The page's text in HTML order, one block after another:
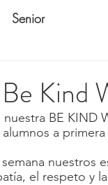
Senior
Kind
nuestra BE KIND
a
nuestros
el respeto y